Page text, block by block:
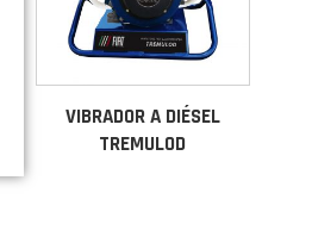
VIBRADOR A DIÉSEL
TREMULOD